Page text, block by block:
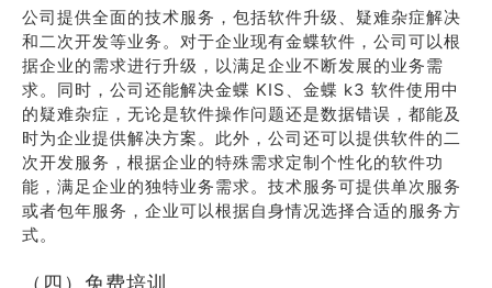
公司提供全面的技术服务，包括软件升级、疑难杂症解决
和二次开发等业务。对于企业现有金蝶软件，公司可以根
据企业的需求进行升级，以满足企业不断发展的业务需
求。同时，公司还能解决金蝶 KIS、金蝶 k3 软件使用中
的疑难杂症，无论是软件操作问题还是数据错误，都能及
时为企业提供解决方案。此外，公司还可以提供软件的二
次开发服务，根据企业的特殊需求定制个性化的软件功
能，满足企业的独特业务需求。技术服务可提供单次服务
或者包年服务，企业可以根据自身情况选择合适的服务方
式。
（四）免费培训